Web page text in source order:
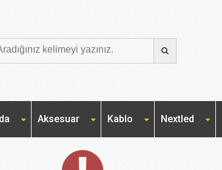
Aksesuar Kablo Nextled